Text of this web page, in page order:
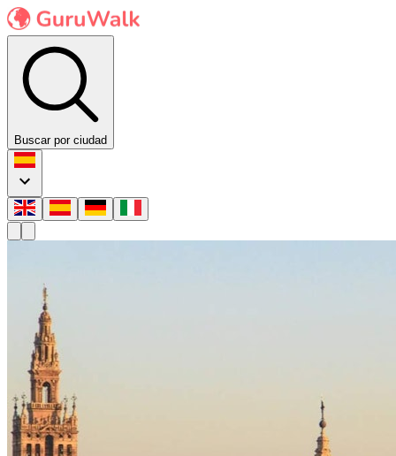
Buscar por ciudad